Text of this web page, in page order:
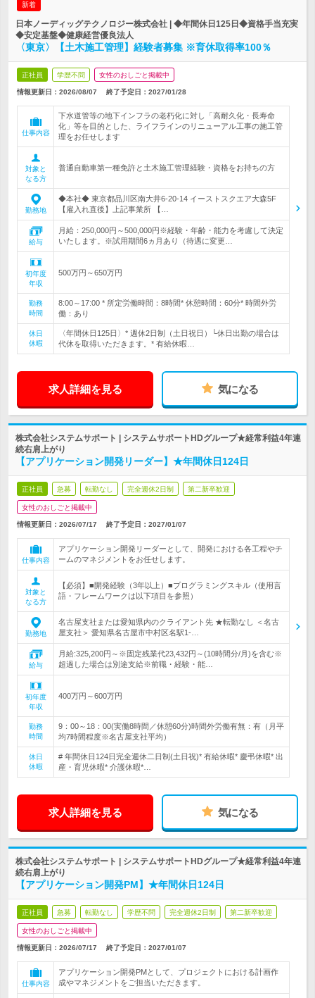
新着
日本ノーディッグテクノロジー株式会社 | ◆年間休日125日◆資格手当充実
◆安定基盤◆健康経営優良法人
〈東京〉【土木施工管理】経験者募集 ※育休取得率100％
正社員 学歴不問 女性のおしごと掲載中
情報更新日：2026/08/07 終了予定日： 2027/01/28
仕事内容
下水道管等の地下インフラの老朽化に対し「高耐久化・長寿命
化」等を目的とした、ライフラインのリニューアル工事の施工管
理をお任せします
対象と
なる方
普通自動車第一種免許と土木施工管理経験・資格をお持ちの方
勤務地
◆本社◆ 東京都品川区南大井6-20-14 イーストスクエア大森5F
【雇入れ直後】上記事業所 【…
給与
月給：250,000円～500,000円※経験・年齢・能力を考慮して決定
いたします。※試用期間6ヵ月あり（待遇に変更…
初年度
年収
500万円～650万円
勤務
時間
8:00～17:00 * 所定労働時間：8時間* 休憩時間：60分* 時間外労
働：あり
休日
休暇
〈年間休日125日〉* 週休2日制（土日祝日）└休日出勤の場合は
代休を取得いただきます。* 有給休暇…
求人詳細を見る 気になる
株式会社システムサポート | システムサポートHDグループ★経常利益4年連
続右肩上がり
【アプリケーション開発リーダー】★年間休日124日
正社員 急募 転勤なし 完全週休2日制 第二新卒歓迎
女性のおしごと掲載中
情報更新日：2026/07/17 終了予定日： 2027/01/07
仕事内容
アプリケーション開発リーダーとして、開発における各工程やチ
ームのマネジメントをお任せします。
対象と
なる方
【必須】■開発経験（3年以上）■プログラミングスキル（使用言
語・フレームワークは以下項目を参照）
勤務地
名古屋支社または愛知県内のクライアント先 ★転勤なし ＜名古
屋支社＞ 愛知県名古屋市中村区名駅1-…
給与
月給:325,200円～※固定残業代23,432円～(10時間分/月)を含む※
超過した場合は別途支給※前職・経験・能…
初年度
年収
400万円～600万円
勤務
時間
9：00～18：00(実働8時間／休憩60分)時間外労働有無：有（月平
均7時間程度※名古屋支社平均）
休日
休暇
# 年間休日124日完全週休二日制(土日祝)* 有給休暇* 慶弔休暇* 出
産・育児休暇* 介護休暇*…
求人詳細を見る 気になる
株式会社システムサポート | システムサポートHDグループ★経常利益4年連
続右肩上がり
【アプリケーション開発PM】★年間休日124日
正社員 急募 転勤なし 学歴不問 完全週休2日制 第二新卒歓迎
女性のおしごと掲載中
情報更新日：2026/07/17 終了予定日： 2027/01/07
仕事内容
アプリケーション開発PMとして、プロジェクトにおける計画作
成やマネジメントをご担当いただきます。